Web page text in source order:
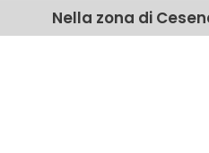
Nella zona di